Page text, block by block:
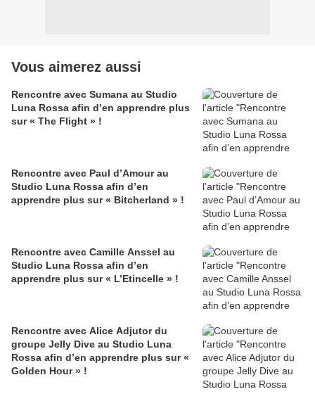
Vous aimerez aussi
Rencontre avec Sumana au Studio
Luna Rossa afin d’en apprendre plus
sur « The Flight » !
Rencontre avec Paul d’Amour au
Studio Luna Rossa afin d’en
apprendre plus sur « Bitcherland » !
Rencontre avec Camille Anssel au
Studio Luna Rossa afin d’en
apprendre plus sur « L’Etincelle » !
Rencontre avec Alice Adjutor du
groupe Jelly Dive au Studio Luna
Rossa afin d’en apprendre plus sur «
Golden Hour » !